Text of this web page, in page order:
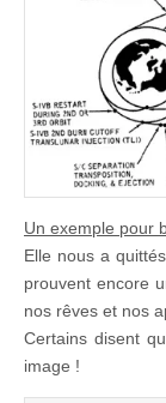
Un exemple pour
Elle nous a
prouvent encore
nos rêves et nos
Certains disent
image !